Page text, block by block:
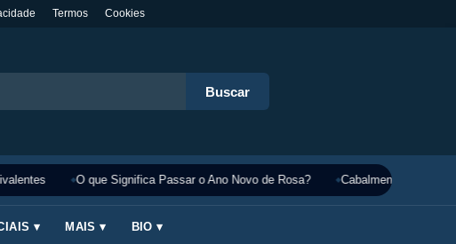
Termos Cookies
Buscar
O que Significa Passar o Ano Novo de Rosa? Cabalmente
▾ MAIS ▾ BIO ▾